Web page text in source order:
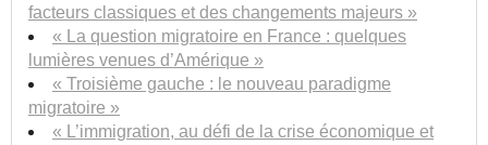
facteurs classiques et des changements majeurs »
« La question migratoire en France : quelques
lumières venues d’Amérique »
« Troisième gauche : le nouveau paradigme
migratoire »
« L’immigration, au défi de la crise économique et